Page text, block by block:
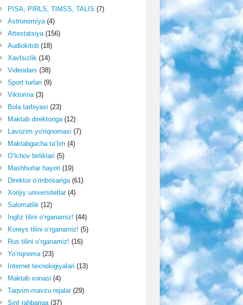
PISA, PIRLS, TIMSS, TALIS (7)
Astronomiya(4)
Attestatsiya(156)
Audiokitob(18)
Xavfsizlik(14)
Videodars (38)
Sport turlari (9)
Viktorina(3)
Bola tarbiyasi (23)
Maktab direktoriga(12)
Lavozim yo'riqnomasi (7)
Maktabgacha ta’lim (4)
O‘lchov birliklari (5)
Mashhurlar hayoti (19)
Direktor o‘rinbosariga(61)
Xorijiy universitetlar(4)
Salomatlik(12)
Ingliz tilini o‘rganamiz! (44)
Koreys tilini o‘rganamiz! (5)
Rus tilini o‘rganamiz! (16)
Yo‘riqnoma(23)
Internet texnologiyalari (13)
Maktab xonasi (4)
Taqvim-mavzu rejalar(29)
Sinf rahbariga(37)